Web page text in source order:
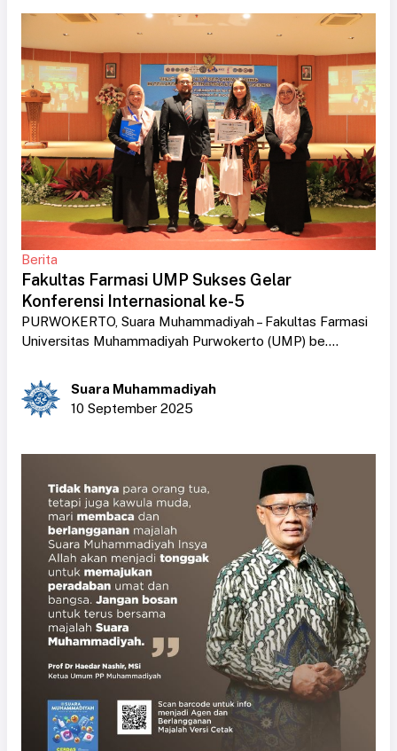
Berita
Fakultas Farmasi UMP Sukses Gelar
Konferensi Internasional ke-5
PURWOKERTO, Suara Muhammadiyah – Fakultas Farmasi
Universitas Muhammadiyah Purwokerto (UMP) be....
Suara Muhammadiyah
10 September 2025